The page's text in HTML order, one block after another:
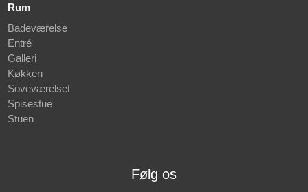
Rum
Badeværelse
Entré
Galleri
Køkken
Soveværelset
Spisestue
Stuen
Følg os